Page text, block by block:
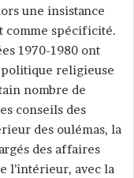
une insistance
comme spécificité.
1970-1980 ont
politique religieuse
nombre de
conseils des
des oulémas, la
des affaires
l’intérieur, avec la